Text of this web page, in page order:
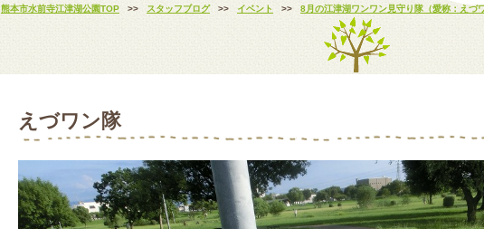
熊本市水前寺江津湖公園TOP >> スタッフブログ >> イベント >> 8月の江津湖ワンワン見守り隊（愛称：えづ
えづワン隊